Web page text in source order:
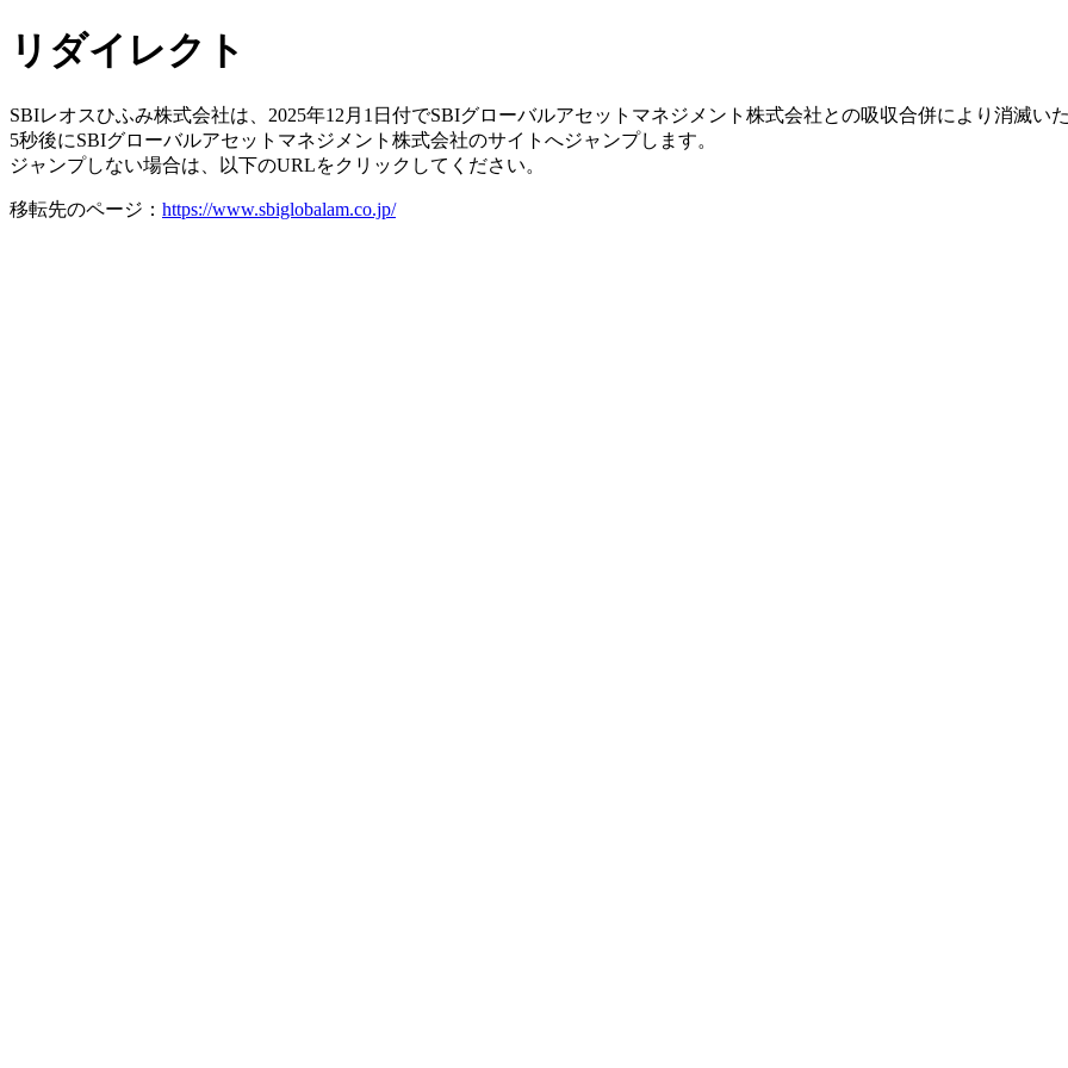
リダイレクト
SBIレオスひふみ株式会社は、2025年12月1日付でSBIグローバルアセットマネジメント株式会社との吸収合併により消滅いた
5秒後にSBIグローバルアセットマネジメント株式会社のサイトへジャンプします。
ジャンプしない場合は、以下のURLをクリックしてください。
移転先のページ： https://www.sbiglobalam.co.jp/